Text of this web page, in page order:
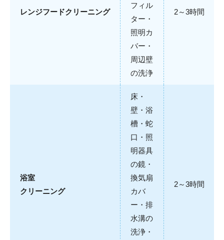
レンジフードクリーニング
フィル
ター・
照明カ
バー・
周辺壁
の洗浄
2～3時間
浴室
クリーニング
床・
壁・浴
槽・蛇
口・照
明器具
の鏡・
換気扇
カバ
ー・排
水溝の
洗浄・
2～3時間